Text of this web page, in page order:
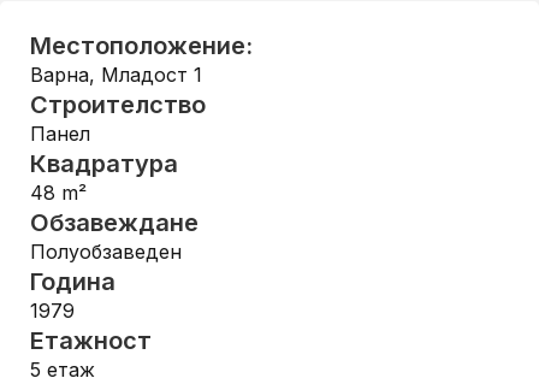
Местоположение:
Варна, Младост 1
Строителство
Панел
Квадратура
48 m²
Обзавеждане
Полуобзаведен
Година
1979
Етажност
5 етаж